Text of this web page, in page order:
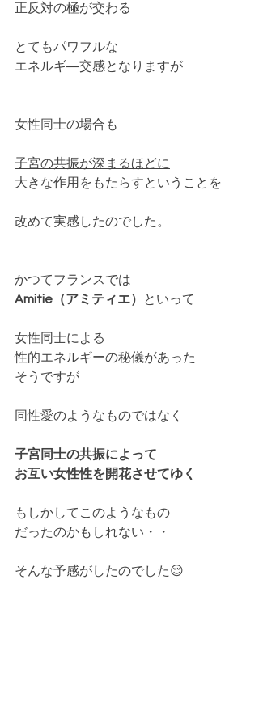
正反対の極が交わる
とてもパワフルな
エネルギ―交感となりますが
女性同士の場合も
子宮の共振が深まるほどに
大きな作用をもたらすということを
改めて実感したのでした。
かつてフランスでは
Amitie（アミティエ）
といって
女性同士による
性的エネルギーの秘儀があった
そうですが
同性愛のようなものではなく
子宮同士の共振によって
お互い女性性を開花させてゆく
もしかしてこのようなもの
だったのかもしれない・・
そんな予感がしたのでした😌